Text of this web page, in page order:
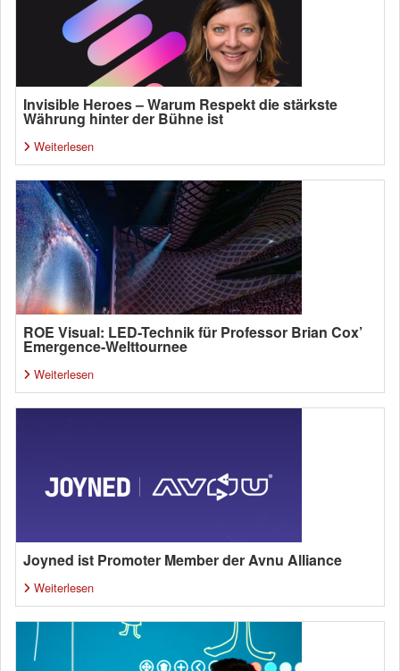
Invisible Heroes – Warum Respekt die stärkste
Währung hinter der Bühne ist
Weiterlesen
ROE Visual: LED-Technik für Professor Brian Cox’
Emergence-Welttournee
Weiterlesen
Joyned ist Promoter Member der Avnu Alliance
Weiterlesen